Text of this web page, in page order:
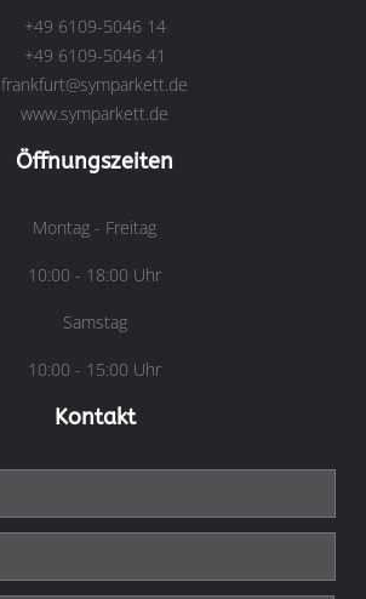
+49 6109-5046 14
+49 6109-5046 41
frankfurt@symparkett.de
www.symparkett.de
Öffnungszeiten
Montag - Freitag
10:00 - 18:00 Uhr
Samstag
10:00 - 15:00 Uhr
Kontakt